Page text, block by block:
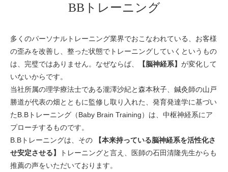
BBトレーニング
多くのパーソナルトレーニング業界でおこなわれている、お客様
の歪みを改善し、整った状態でトレーニングしていくというもの
は、完璧ではありません。なぜならば、
【脳神経系】 が変化して
いないからです。
当社所属の理学療法士である瀧澤沙紀と森本秋子、鍼灸師の山戸
勝道が代表の畑とともに監修し取り入れた、発育発達学に基づい
たB.Bトレーニング（Baby Brain Training）は、中枢神経系にア
プローチするものです。
B.Bトレーニングは、その
【本来持っている脳神経系を活性化さ
せ安定させる】
トレーニングと言え、医師の石田清隆先生からも
推薦の声をいただいております。